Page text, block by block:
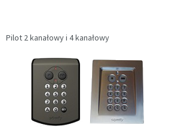
Pilot 2 kanałowy i 4 kanałowy